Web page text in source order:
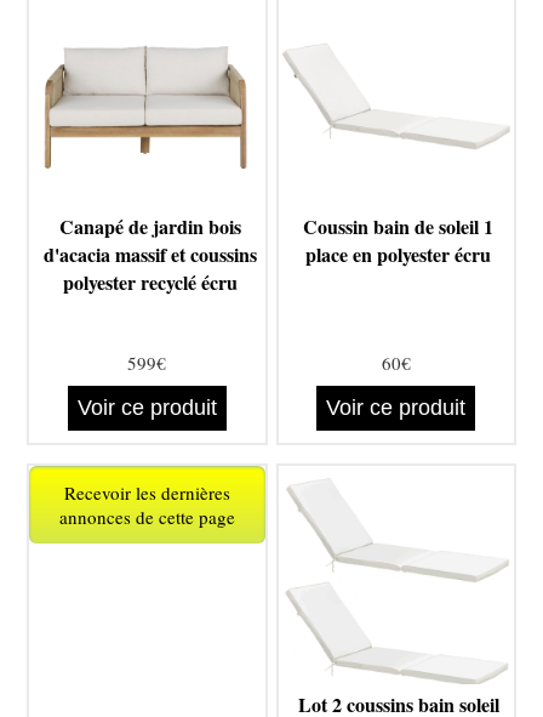
Canapé de jardin bois
d'acacia massif et coussins
polyester recyclé écru
599€
Voir ce produit
Coussin bain de soleil 1
place en polyester écru
60€
Voir ce produit
Recevoir les dernières
annonces de cette page
Lot 2 coussins bain soleil